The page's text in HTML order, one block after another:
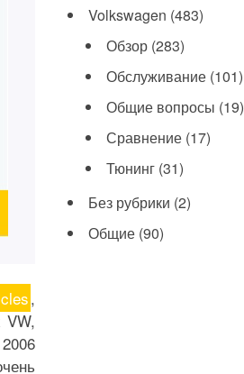
,
VW,
Volkswagen (483)
Обзор(283)
Обслуживание(101)
Общие вопросы (19)
Сравнение(17)
Тюнинг(31)
Без рубрики (2)
Общие(90)